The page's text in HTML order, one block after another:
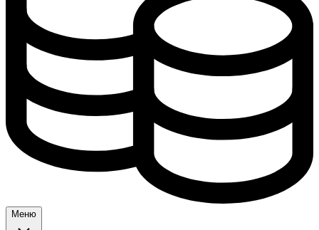
Меню